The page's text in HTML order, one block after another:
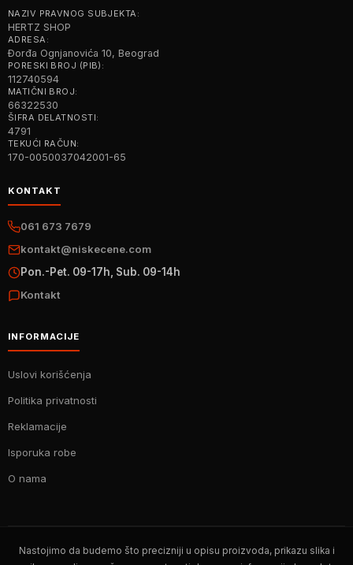
NAZIV PRAVNOG SUBJEKTA:
HERTZ SHOP
ADRESA:
Đorđa Ognjanovića 10, Beograd
PORESKI BROJ (PIB):
112740594
MATIČNI BROJ:
66322530
ŠIFRA DELATNOSTI:
4791
TEKUĆI RAČUN:
170-0050037042001-65
KONTAKT
061 673 7679
kontakt@niskecene.com
Pon.-Pet. 09-17h, Sub. 09-14h
Kontakt
INFORMACIJE
Uslovi korišćenja
Politika privatnosti
Reklamacije
Isporuka robe
O nama
Nastojimo da budemo što precizniji u opisu proizvoda, prikazu slika i